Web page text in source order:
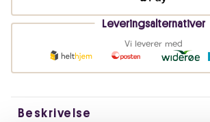
Leveringsalternativer
Vi leverer med
Beskrivelse